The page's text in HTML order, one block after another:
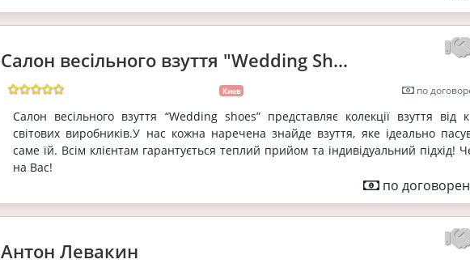
Салон весільного взуття "Wedding Sh...
Киев по
Салон весільного взуття “Wedding shoes” представляє колекції взуття від
світових виробників.У нас кожна наречена знайде взуття, яке ідеально
саме їй. Всім клієнтам гарантується теплий прийом та індивідуальний підхід!
на Вас!
по
Антон Левакин